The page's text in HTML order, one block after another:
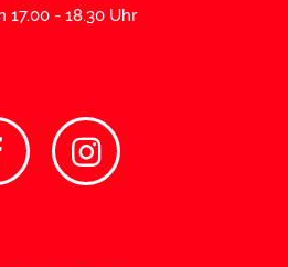
17.00 - 18.30 Uhr